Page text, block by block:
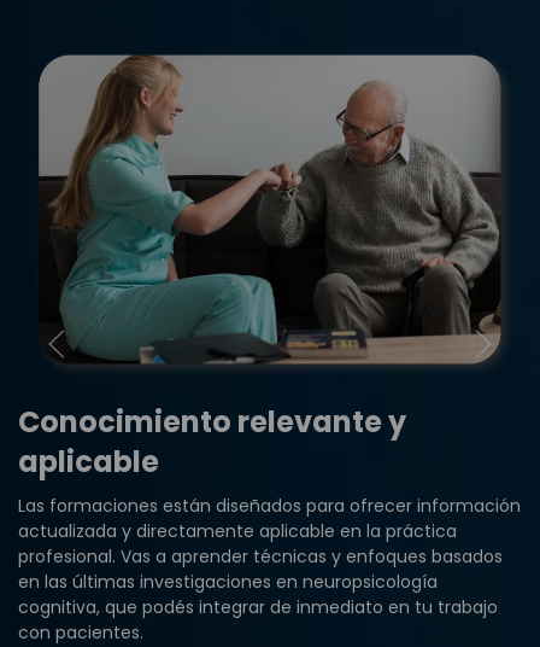
Conocimiento relevante y
aplicable
Las formaciones están diseñados para ofrecer información
actualizada y directamente aplicable en la práctica
profesional. Vas a aprender técnicas y enfoques basados
en las últimas investigaciones en neuropsicología
cognitiva, que podés integrar de inmediato en tu trabajo
con pacientes.